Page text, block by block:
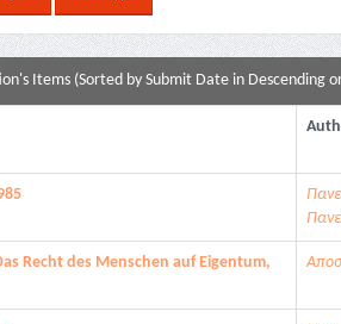
Items (Sorted by Submit Date in Descending
Recht des Menschen auf Eigentum,